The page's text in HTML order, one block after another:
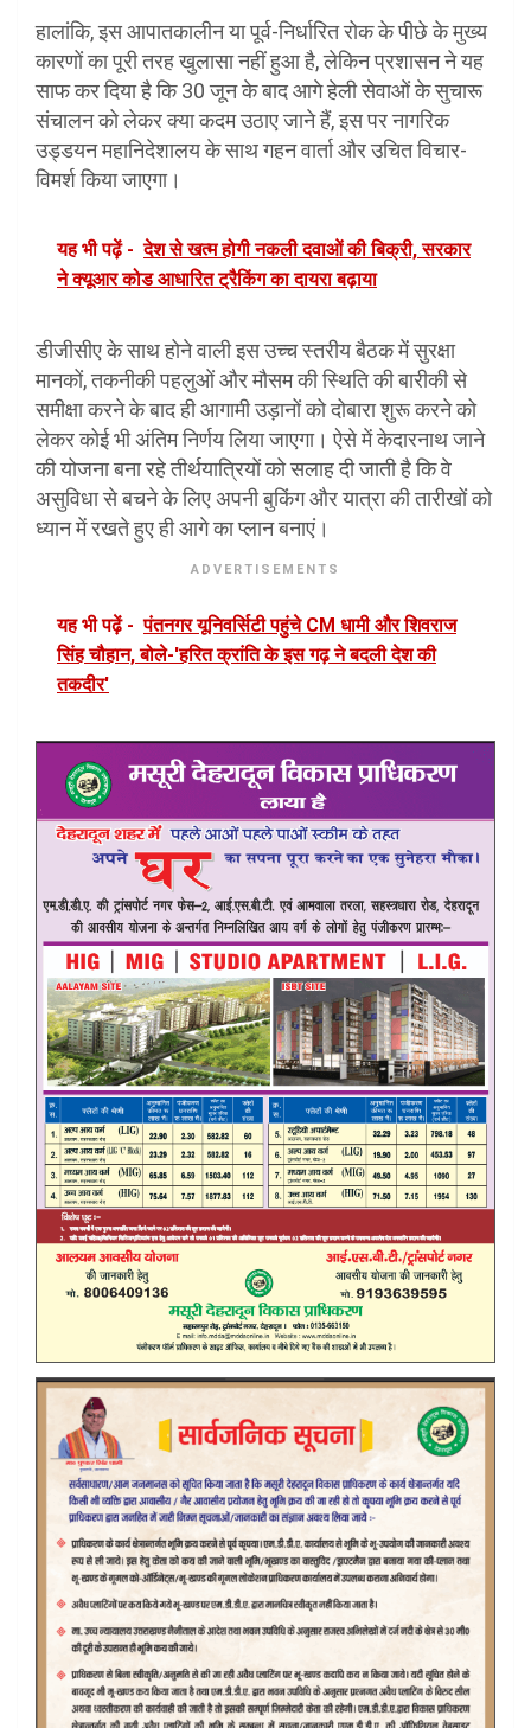
हालांकि, इस आपातकालीन या पूर्व-निर्धारित रोक के पीछे के मुख्य
कारणों का पूरी तरह खुलासा नहीं हुआ है, लेकिन प्रशासन ने यह
साफ कर दिया है कि 30 जून के बाद आगे हेली सेवाओं के सुचारू
संचालन को लेकर क्या कदम उठाए जाने हैं, इस पर नागरिक
उड्डयन महानिदेशालय के साथ गहन वार्ता और उचित विचार-
विमर्श किया जाएगा।
यह भी पढ़ें - देश से खत्म होगी नकली दवाओं की बिक्री, सरकार
ने क्यूआर कोड आधारित ट्रैकिंग का दायरा बढ़ाया
डीजीसीए के साथ होने वाली इस उच्च स्तरीय बैठक में सुरक्षा
मानकों, तकनीकी पहलुओं और मौसम की स्थिति की बारीकी से
समीक्षा करने के बाद ही आगामी उड़ानों को दोबारा शुरू करने को
लेकर कोई भी अंतिम निर्णय लिया जाएगा। ऐसे में केदारनाथ जाने
की योजना बना रहे तीर्थयात्रियों को सलाह दी जाती है कि वे
असुविधा से बचने के लिए अपनी बुकिंग और यात्रा की तारीखों को
ध्यान में रखते हुए ही आगे का प्लान बनाएं।
ADVERTISEMENTS
यह भी पढ़ें - पंतनगर यूनिवर्सिटी पहुंचे CM धामी और शिवराज
सिंह चौहान, बोले-'हरित क्रांति के इस गढ़ ने बदली देश की
तकदीर'